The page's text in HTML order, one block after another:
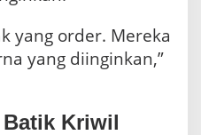
yang order. Mereka
yang diinginkan,”
Kriwil